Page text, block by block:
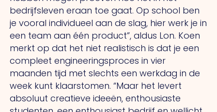
bedrijfsleven eraan toe gaat. Op school ben
je vooral individueel aan de slag, hier werk je in
een team aan één product”, aldus Lon. Koen
merkt op dat het niet realistisch is dat je een
compleet engineeringsproces in vier
maanden tijd met slechts een werkdag in de
week kunt klaarstomen. “Maar het levert
absoluut creatieve ideeën, enthousiaste